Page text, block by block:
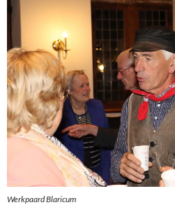
Werkpaard Blaricum